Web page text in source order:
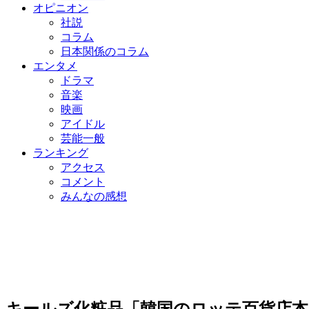
オピニオン
社説
コラム
日本関係のコラム
エンタメ
ドラマ
音楽
映画
アイドル
芸能一般
ランキング
アクセス
コメント
みんなの感想